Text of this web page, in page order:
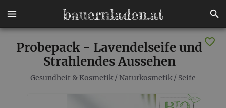
Probepack - Lavendelseife und
Strahlendes Aussehen
Gesundheit & Kosmetik/ Naturkosmetik/ Seife